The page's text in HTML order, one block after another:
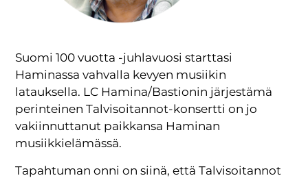
Suomi 100 vuotta -juhlavuosi starttasi
Haminassa vahvalla kevyen musiikin
latauksella. LC Hamina/Bastionin järjestämä
perinteinen Talvisoitannot-konsertti on jo
vakiinnuttanut paikkansa Haminan
musiikkielämässä.
Tapahtuman onni on siinä, että Talvisoitannot